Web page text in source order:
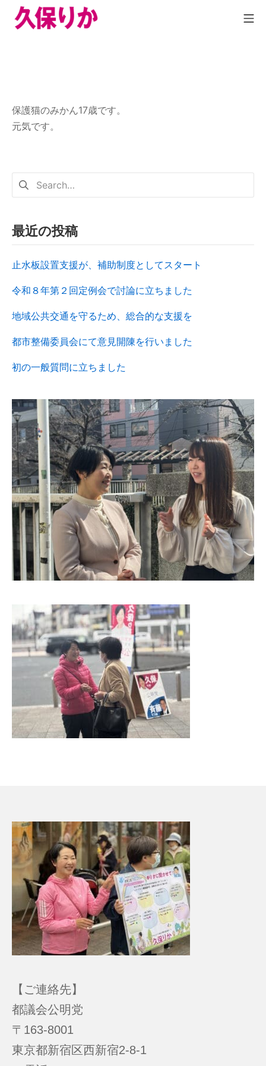
保護猫のみかん17歳です。
元気です。
最近の投稿
止水板設置支援が、補助制度としてスタート
令和８年第２回定例会で討論に立ちました
地域公共交通を守るため、総合的な支援を
都市整備委員会にて意見開陳を行いました
初の一般質問に立ちました
【ご連絡先】
都議会公明党
〒163-8001
東京都新宿区西新宿2-8-1